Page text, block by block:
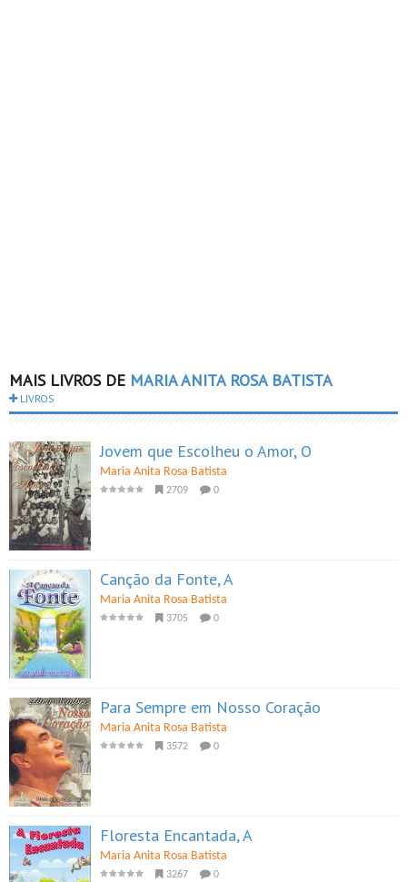
MAIS LIVROS DE MARIA ANITA ROSA BATISTA
LIVROS
Jovem que Escolheu o Amor, O
Maria Anita Rosa Batista
2709 0
Canção da Fonte, A
Maria Anita Rosa Batista
3705 0
Para Sempre em Nosso Coração
Maria Anita Rosa Batista
3572 0
Floresta Encantada, A
Maria Anita Rosa Batista
3267 0